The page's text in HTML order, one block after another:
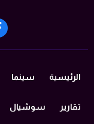
الرئيسية سينما
تقارير سوشيال